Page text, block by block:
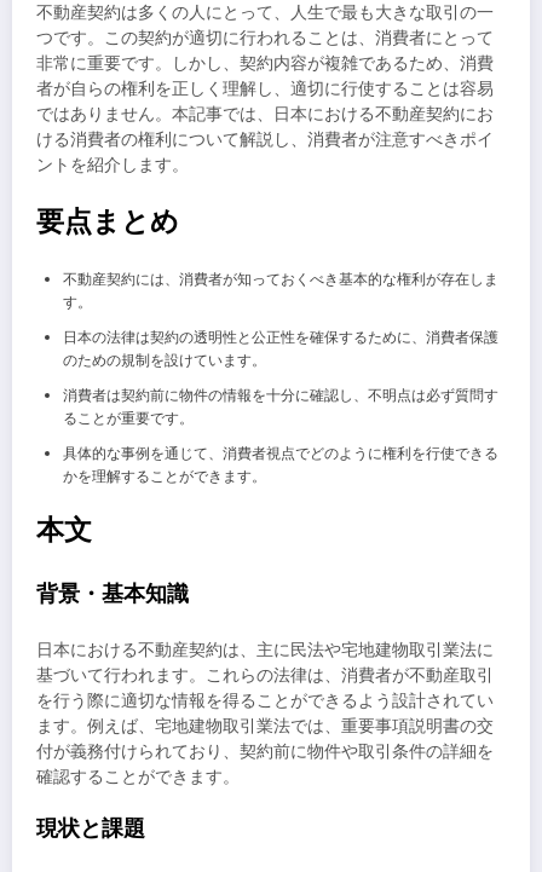
不動産契約は多くの人にとって、人生で最も大きな取引の一
つです。この契約が適切に行われることは、消費者にとって
非常に重要です。しかし、契約内容が複雑であるため、消費
者が自らの権利を正しく理解し、適切に行使することは容易
ではありません。本記事では、日本における不動産契約にお
ける消費者の権利について解説し、消費者が注意すべきポイ
ントを紹介します。
要点まとめ
不動産契約には、消費者が知っておくべき基本的な権利が存在しま
す。
日本の法律は契約の透明性と公正性を確保するために、消費者保護
のための規制を設けています。
消費者は契約前に物件の情報を十分に確認し、不明点は必ず質問す
ることが重要です。
具体的な事例を通じて、消費者視点でどのように権利を行使できる
かを理解することができます。
本文
背景・基本知識
日本における不動産契約は、主に民法や宅地建物取引業法に
基づいて行われます。これらの法律は、消費者が不動産取引
を行う際に適切な情報を得ることができるよう設計されてい
ます。例えば、宅地建物取引業法では、重要事項説明書の交
付が義務付けられており、契約前に物件や取引条件の詳細を
確認することができます。
現状と課題